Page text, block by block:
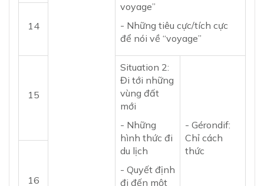
voyage”
- Những tiêu cực/tích cực
để nói về “voyage”
14
15
Situation 2:
Đi tới những
vùng đất
mới
- Những
hình thức đi
du lịch
- Quyết định
đi đến một
- Gérondif:
Chỉ cách
thức
16